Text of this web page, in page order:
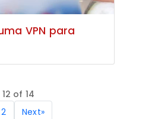
VPN para
of 14
2 Next»